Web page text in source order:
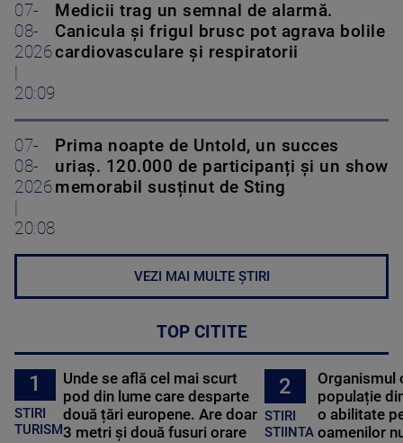
07-
08-
2026
20:09
Medicii trag un semnal de alarmă.
Canicula și frigul brusc pot agrava bolile
cardiovasculare și respiratorii
07-
08-
2026
20:08
Prima noapte de Untold, un succes
uriaș. 120.000 de participanți și un show
memorabil susținut de Sting
VEZI MAI MULTE ȘTIRI
TOP CITITE
1
STIRI
TURISM
Unde se află cel mai scurt
pod din lume care desparte
două țări europene. Are doar
3 metri și două fusuri orare
2
STIRI
STIINTA
Organismul
populație
o abilitate
oamenilor